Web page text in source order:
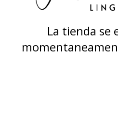
La tienda se